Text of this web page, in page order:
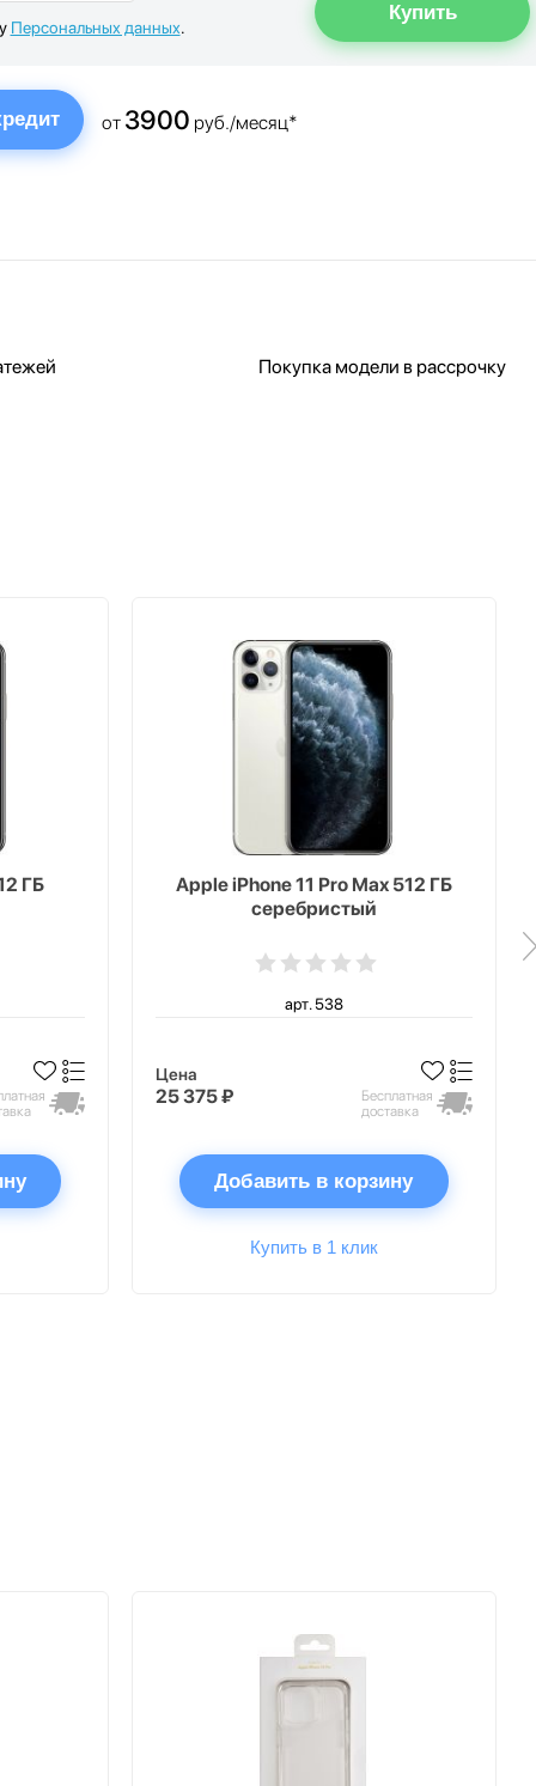
Персональных данных.
от 3900 руб./месяц*
Покупка модели в рассрочку
ГБ
Apple iPhone 11 Pro Max 512 ГБ
серебристый
арт. 538
Цена
25 375 ₽
Бесплатная
доставка
Добавить в корзину
Купить в 1 клик